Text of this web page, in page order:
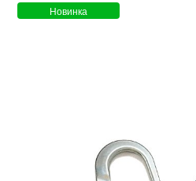
Новинка